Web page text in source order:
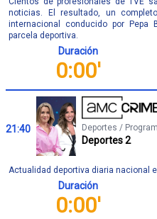
noticias. El resultado, un
internacional conducido por Pepa
parcela deportiva.
Duración
0:00'
21:40 Deportes /
Deportes 2
Actualidad deportiva diaria nacional
Duración
0:00'